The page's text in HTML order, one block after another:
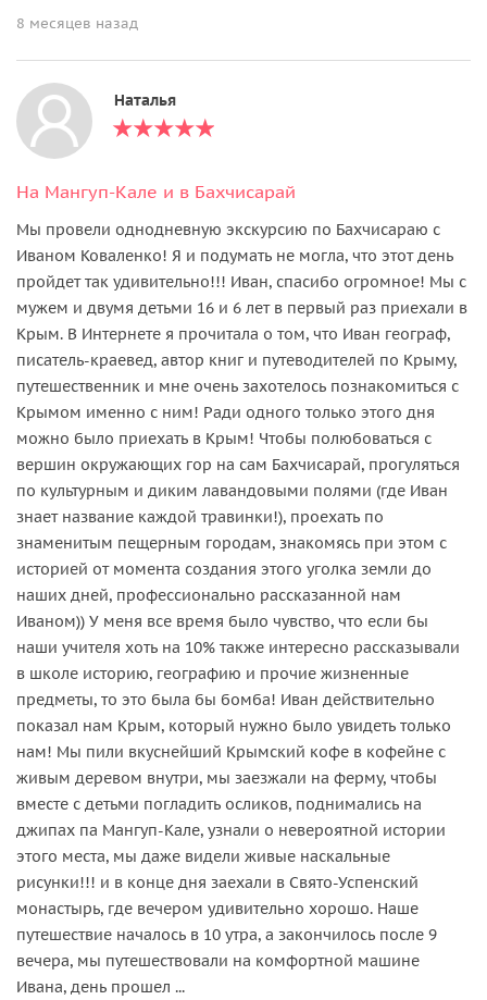
8 месяцев назад
Наталья
На Мангуп-Кале и в Бахчисарай
Мы провели однодневную экскурсию по Бахчисараю с
Иваном Коваленко! Я и подумать не могла, что этот день
пройдет так удивительно!!! Иван, спасибо огромное! Мы с
мужем и двумя детьми 16 и 6 лет в первый раз приехали в
Крым. В Интернете я прочитала о том, что Иван географ,
писатель-краевед, автор книг и путеводителей по Крыму,
путешественник и мне очень захотелось познакомиться с
Крымом именно с ним! Ради одного только этого дня
можно было приехать в Крым! Чтобы полюбоваться с
вершин окружающих гор на сам Бахчисарай, прогуляться
по культурным и диким лавандовыми полями (где Иван
знает название каждой травинки!), проехать по
знаменитым пещерным городам, знакомясь при этом с
историей от момента создания этого уголка земли до
наших дней, профессионально рассказанной нам
Иваном)) У меня все время было чувство, что если бы
наши учителя хоть на 10% также интересно рассказывали
в школе историю, географию и прочие жизненные
предметы, то это была бы бомба! Иван действительно
показал нам Крым, который нужно было увидеть только
нам! Мы пили вкуснейший Крымский кофе в кофейне с
живым деревом внутри, мы заезжали на ферму, чтобы
вместе с детьми погладить осликов, поднимались на
джипах па Мангуп-Кале, узнали о невероятной истории
этого места, мы даже видели живые наскальные
рисунки!!! и в конце дня заехали в Свято-Успенский
монастырь, где вечером удивительно хорошо. Наше
путешествие началось в 10 утра, а закончилось после 9
вечера, мы путешествовали на комфортной машине
Ивана, день прошел ...